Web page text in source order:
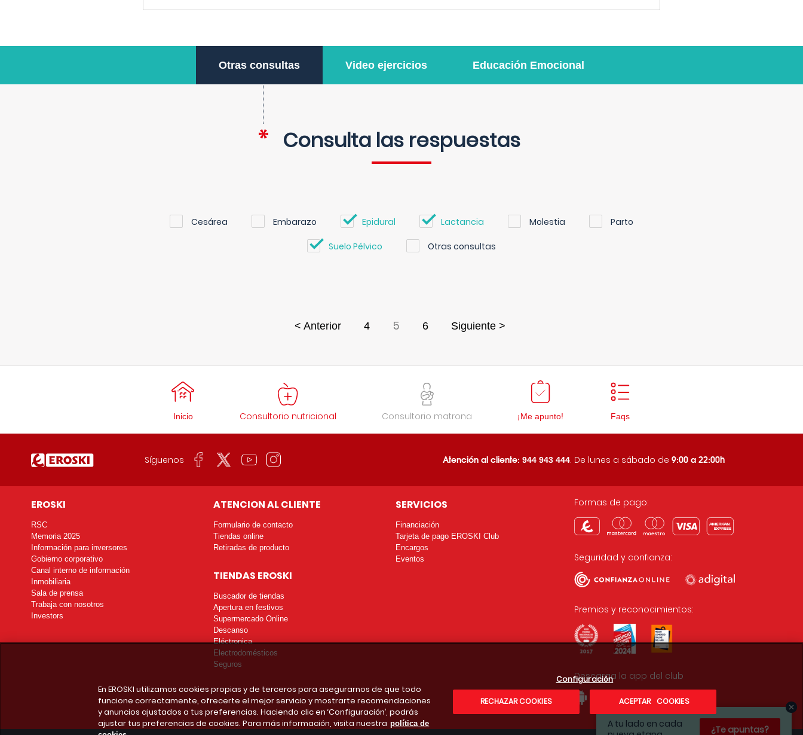
Otras consultas Video ejercicios Educación Emocional
Consulta las respuestas
Cesárea Embarazo Epidural Lactancia Molestia Parto
Suelo Pélvico Otras consultas
< Anterior 4 5 6 Siguiente >
A tu lado en cada
¿Te apuntas?
Inicio Consultorio nutricional Consultorio matrona ¡Me apunto! Faqs
Síguenos Atención al cliente: 944 943 444. De lunes a sábado de 9:00 a 22:00h
EROSKI
RSC
Memoria 2025
Información para inversores
Gobierno corporativo
Canal interno de información
Inmobiliaria
Sala de prensa
Trabaja con nosotros
Investors
ATENCION AL CLIENTE
Formulario de contacto
Tiendas online
Retiradas de producto
TIENDAS EROSKI
Buscador de tiendas
Apertura en festivos
Supermercado Online
Descanso
Eléctronica
Electrodomésticos
Seguros
SERVICIOS
Financiación
Tarjeta de pago EROSKI Club
Encargos
Eventos
Formas de pago:
Seguridad y confianza:
Premios y reconocimientos:
Descarga la app del club
En EROSKI utilizamos cookies propias y de terceros para asegurarnos de que todo
funcione correctamente, ofrecerte el mejor servicio y mostrarte recomendaciones
y anuncios ajustados a tus preferencias. Haciendo clic en ‘Configuración’, podrás
ajustar tus preferencias de cookies. Para más información, visita nuestra política de
Configuración
RECHAZAR COOKIES ACEPTAR COOKIES